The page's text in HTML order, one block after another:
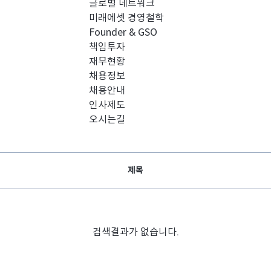
글로벌 네트워크
미래에셋 경영철학
Founder & GSO
책임투자
재무현황
채용정보
채용안내
인사제도
오시는길
제목
검색결과가 없습니다.